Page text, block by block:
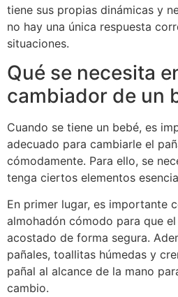
tiene sus propias dinámicas y
no hay una única respuesta
situaciones.
Qué se necesita
cambiador de un
Cuando se tiene un bebé, es
adecuado para cambiarle el
cómodamente. Para ello, se
tenga ciertos elementos
En primer lugar, es importante
almohadón cómodo para que
acostado de forma segura.
pañales, toallitas húmedas y
pañal al alcance de la mano
cambio.